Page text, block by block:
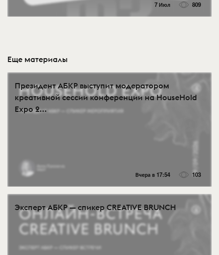
7 Июл 809
Еще материалы
Президент АБКР выступит модератором
креативной сессии конференции на HouseHold
Expo 2...
Вчера в 17:54 103
Эксперт АБКР — спикер CREATIVE BRUNCH